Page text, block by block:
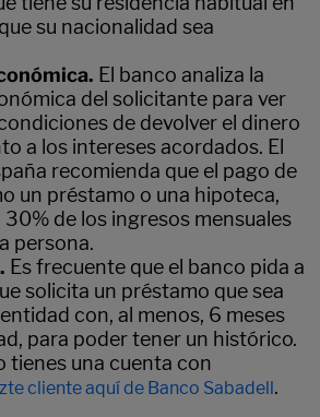
su nacionalidad sea
El banco analiza la
del solicitante para ver
de devolver el dinero
a los intereses acordados. El
recomienda que el pago de
un préstamo o una hipoteca,
30% de los ingresos mensuales
persona.
Es frecuente que el banco pida a
solicita un préstamo que sea
con, al menos, 6 meses
para poder tener un histórico.
tienes una cuenta con
cliente aquí de Banco Sabadell.